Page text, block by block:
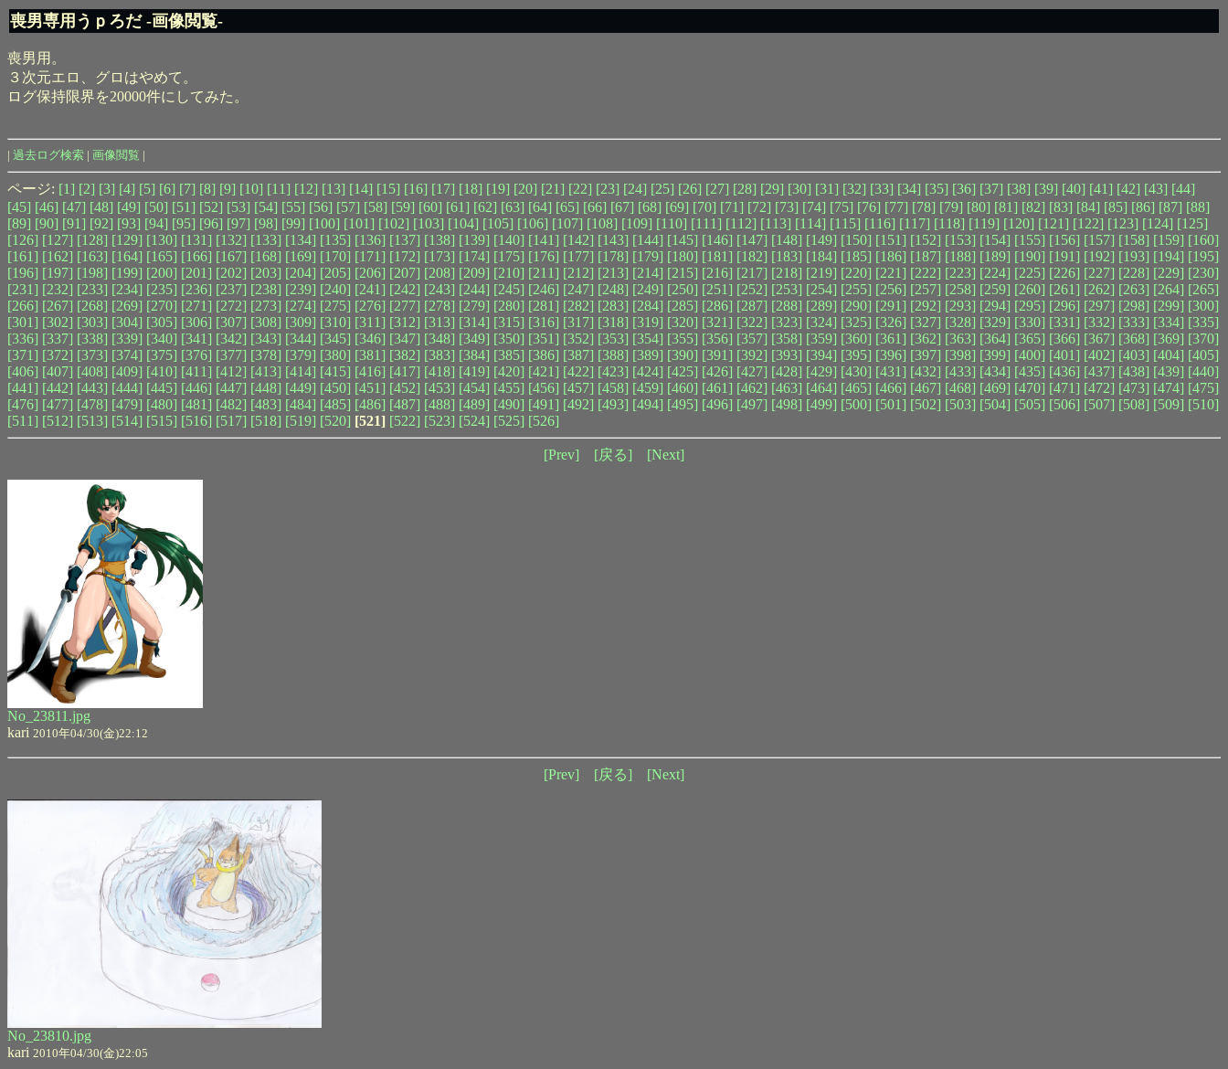
喪男専用うｐろだ -画像閲覧-
喪男用。
３次元エロ、グロはやめて。
ログ保持限界を20000件にしてみた。
| 過去ログ検索 | 画像閲覧 |
ページ: [1] [2] [3] [4] [5] [6] [7] [8] [9] [10] [11] [12] [13] [14] [15] [16] [17] [18] [19] [20] [21] [22] [23] [24] [25] [26] [27] [28] [29] [30] [31] [32] [33] [34] [35] [36] [37] [38] [39] [40] [41] [42] [43] [44]
[45] [46] [47] [48] [49] [50] [51] [52] [53] [54] [55] [56] [57] [58] [59] [60] [61] [62] [63] [64] [65] [66] [67] [68] [69] [70] [71] [72] [73] [74] [75] [76] [77] [78] [79] [80] [81] [82] [83] [84] [85] [86] [87] [88]
[89] [90] [91] [92] [93] [94] [95] [96] [97] [98] [99] [100] [101] [102] [103] [104] [105] [106] [107] [108] [109] [110] [111] [112] [113] [114] [115] [116] [117] [118] [119] [120] [121] [122] [123] [124] [125]
[126] [127] [128] [129] [130] [131] [132] [133] [134] [135] [136] [137] [138] [139] [140] [141] [142] [143] [144] [145] [146] [147] [148] [149] [150] [151] [152] [153] [154] [155] [156] [157] [158] [159] [160]
[161] [162] [163] [164] [165] [166] [167] [168] [169] [170] [171] [172] [173] [174] [175] [176] [177] [178] [179] [180] [181] [182] [183] [184] [185] [186] [187] [188] [189] [190] [191] [192] [193] [194] [195]
[196] [197] [198] [199] [200] [201] [202] [203] [204] [205] [206] [207] [208] [209] [210] [211] [212] [213] [214] [215] [216] [217] [218] [219] [220] [221] [222] [223] [224] [225] [226] [227] [228] [229] [230]
[231] [232] [233] [234] [235] [236] [237] [238] [239] [240] [241] [242] [243] [244] [245] [246] [247] [248] [249] [250] [251] [252] [253] [254] [255] [256] [257] [258] [259] [260] [261] [262] [263] [264] [265]
[266] [267] [268] [269] [270] [271] [272] [273] [274] [275] [276] [277] [278] [279] [280] [281] [282] [283] [284] [285] [286] [287] [288] [289] [290] [291] [292] [293] [294] [295] [296] [297] [298] [299] [300]
[301] [302] [303] [304] [305] [306] [307] [308] [309] [310] [311] [312] [313] [314] [315] [316] [317] [318] [319] [320] [321] [322] [323] [324] [325] [326] [327] [328] [329] [330] [331] [332] [333] [334] [335]
[336] [337] [338] [339] [340] [341] [342] [343] [344] [345] [346] [347] [348] [349] [350] [351] [352] [353] [354] [355] [356] [357] [358] [359] [360] [361] [362] [363] [364] [365] [366] [367] [368] [369] [370]
[371] [372] [373] [374] [375] [376] [377] [378] [379] [380] [381] [382] [383] [384] [385] [386] [387] [388] [389] [390] [391] [392] [393] [394] [395] [396] [397] [398] [399] [400] [401] [402] [403] [404] [405]
[406] [407] [408] [409] [410] [411] [412] [413] [414] [415] [416] [417] [418] [419] [420] [421] [422] [423] [424] [425] [426] [427] [428] [429] [430] [431] [432] [433] [434] [435] [436] [437] [438] [439] [440]
[441] [442] [443] [444] [445] [446] [447] [448] [449] [450] [451] [452] [453] [454] [455] [456] [457] [458] [459] [460] [461] [462] [463] [464] [465] [466] [467] [468] [469] [470] [471] [472] [473] [474] [475]
[476] [477] [478] [479] [480] [481] [482] [483] [484] [485] [486] [487] [488] [489] [490] [491] [492] [493] [494] [495] [496] [497] [498] [499] [500] [501] [502] [503] [504] [505] [506] [507] [508] [509] [510]
[511] [512] [513] [514] [515] [516] [517] [518] [519] [520] [521] [522] [523] [524] [525] [526]
[Prev] [戻る] [Next]
No_23811.jpg
kari 2010年04/30(金)22:12
[Prev] [戻る] [Next]
No_23810.jpg
kari 2010年04/30(金)22:05